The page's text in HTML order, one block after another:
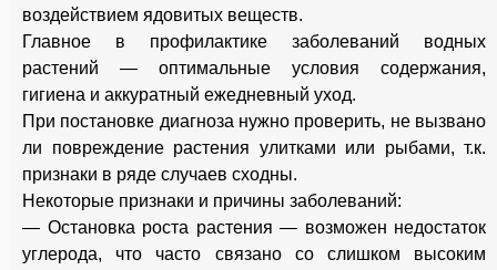
воздействием ядовитых веществ.
Главное в профилактике заболеваний водных
растений — оптимальные условия содержания,
гигиена и аккуратный ежедневный уход.
При постановке диагноза нужно проверить, не вызвано
ли повреждение растения улитками или рыбами, т.к.
признаки в ряде случаев сходны.
Некоторые признаки и причины заболеваний:
— Остановка роста растения — возможен недостаток
углерода, что часто связано со слишком высоким